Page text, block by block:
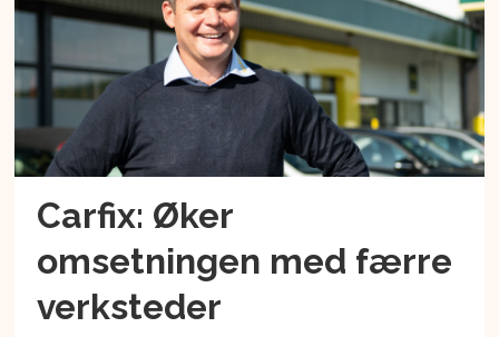
Carfix: Øker
omsetningen med færre
verksteder